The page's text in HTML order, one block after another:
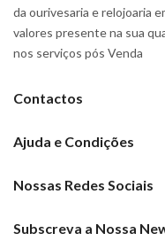
da ourivesaria e relojoaria
valores presente na sua
nos serviços pós Venda
Contactos
Ajuda e Condições
Nossas Redes Sociais
Subscreva a Nossa